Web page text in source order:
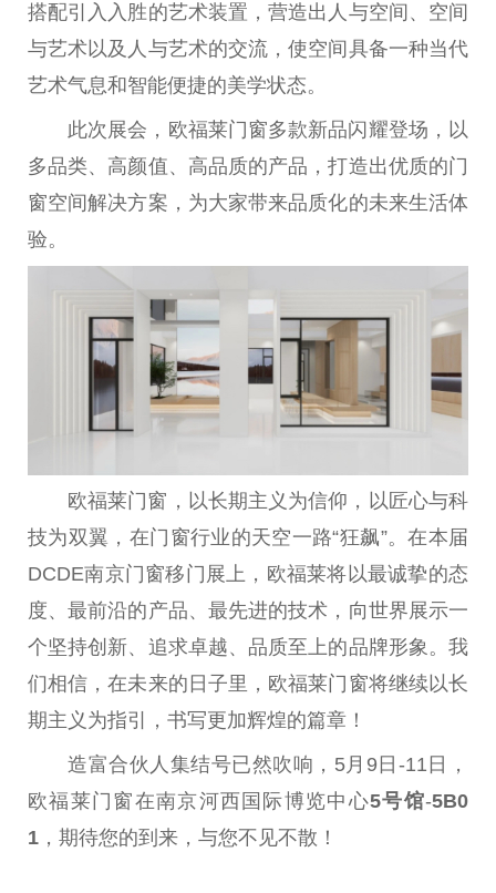
搭配引入入胜的艺术装置，营造出人与空间、空间
与艺术以及人与艺术的交流，使空间具备一种当代
艺术气息和智能便捷的美学状态。
此次展会，欧福莱门窗多款新品闪耀登场，以
多品类、高颜值、高品质的产品，打造出优质的门
窗空间解决方案，为大家带来品质化的未来生活体
验。
欧福莱门窗，以长期主义为信仰，以匠心与科
技为双翼，在门窗行业的天空一路“狂飙”。在本届
DCDE南京门窗移门展上，欧福莱将以最诚挚的态
度、最前沿的产品、最先进的技术，向世界展示一
个坚持创新、追求卓越、品质至上的品牌形象。我
们相信，在未来的日子里，欧福莱门窗将继续以长
期主义为指引，书写更加辉煌的篇章！
造富合伙人集结号已然吹响，5月9日-11日，
欧福莱门窗在南京河西国际博览中心5号馆-5B0
1 ，期待您的到来，与您不见不散！